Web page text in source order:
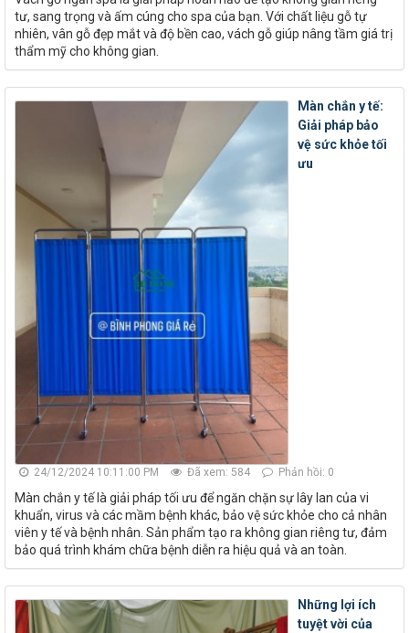
tư, sang trọng và ấm cúng cho spa của bạn. Với chất liệu gỗ tự
nhiên, vân gỗ đẹp mắt và độ bền cao, vách gỗ giúp nâng tầm giá trị
thẩm mỹ cho không gian.
Màn chắn y tế:
Giải pháp bảo
vệ sức khỏe tối
ưu
24/12/2024 10:11:00 PM Đã xem: 584 Phản hồi: 0
Màn chắn y tế là giải pháp tối ưu để ngăn chặn sự lây lan của vi
khuẩn, virus và các mầm bệnh khác, bảo vệ sức khỏe cho cả nhân
viên y tế và bệnh nhân. Sản phẩm tạo ra không gian riêng tư, đảm
bảo quá trình khám chữa bệnh diễn ra hiệu quả và an toàn.
Những lợi ích
tuyệt vời của